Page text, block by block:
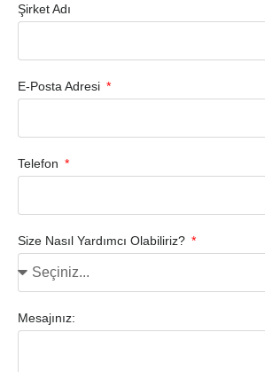
Şirket Adı
E-Posta Adresi
Telefon
Size Nasıl Yardımcı Olabiliriz?
Mesajınız: